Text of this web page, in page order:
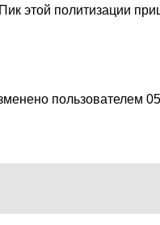
Пик этой политизации
пользователем